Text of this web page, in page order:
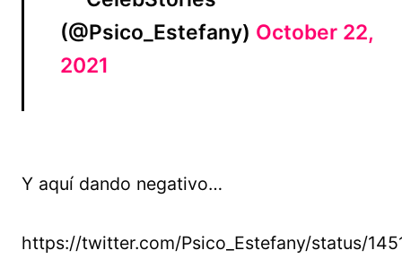
(@Psico_Estefany) October 22,
2021
Y aquí dando negativo…
https://twitter.com/Psico_Estefany/status/